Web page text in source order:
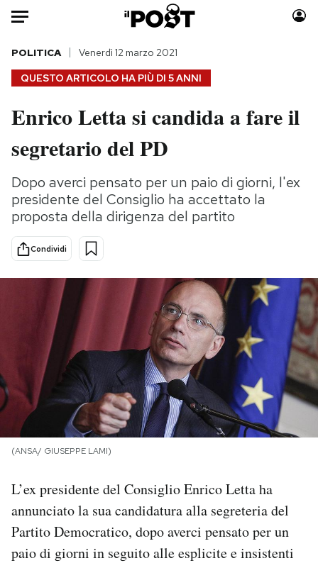
Auto
HOME
Italia
Politica
Tecnologia
Internet
Scienza
Cultura
Economia
Sport
Moda
Storie/Idee
Ok Boomer!
Media
Mondiali calcio 2026
PODCAST
NEWSLETTER
I MIEI PREFERITI
SHOP
CALENDARIO
QUESTO ARTICOLO HA PIÙ DI 5 ANNI
POLITICA Venerdì 12 marzo 2021
Enrico Letta si candida a fare il
segretario del PD
Dopo averci pensato per un paio di giorni, l'ex
presidente del Consiglio ha accettato la
proposta della dirigenza del partito
Condividi
(ANSA/ GIUSEPPE LAMI)
L’ex presidente del Consiglio Enrico Letta ha
annunciato la sua candidatura alla segreteria del
Partito Democratico, dopo averci pensato per un
paio di giorni in seguito alle esplicite e insistenti